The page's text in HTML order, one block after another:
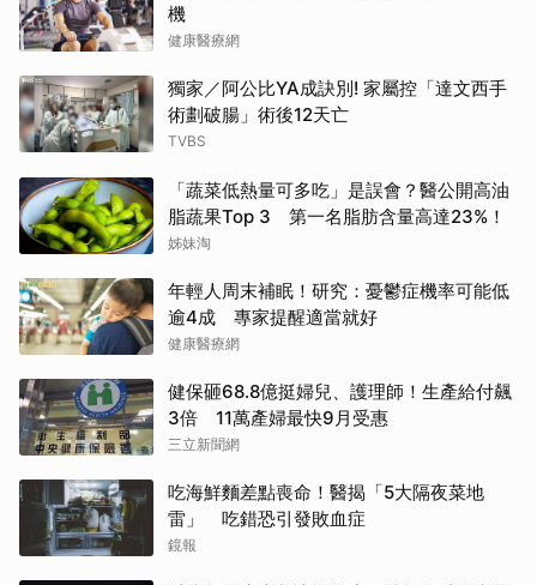
機
健康醫療網
獨家／阿公比YA成訣別! 家屬控「達文西手
術劃破腸」術後12天亡
TVBS
「蔬菜低熱量可多吃」是誤會？醫公開高油
脂蔬果Top 3 第一名脂肪含量高達23%！
姊妹淘
年輕人周末補眠！研究：憂鬱症機率可能低
逾4成 專家提醒適當就好
健康醫療網
健保砸68.8億挺婦兒、護理師！生產給付飆
3倍 11萬產婦最快9月受惠
三立新聞網
吃海鮮麵差點喪命！醫揭「5大隔夜菜地
雷」 吃錯恐引發敗血症
鏡報